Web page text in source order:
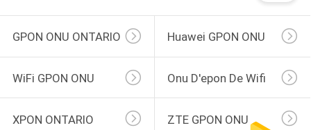
GPON ONU ONTARIO Huawei GPON ONU
WiFi GPON ONU Onu D'epon De Wifi
XPON ONTARIO ZTE GPON ONU